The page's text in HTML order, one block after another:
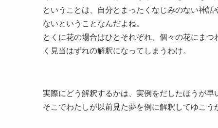
ということは、自分とまったくなじみのない神
ないということなんだよね。
とくに花の場合はひとそれぞれ、個々の花にま
く見当はずれの解釈になってしまうわけ。
実際にどう解釈するかは、実例をだしたほうが早
そこでわたしが以前見た夢を例に解釈してゆこう